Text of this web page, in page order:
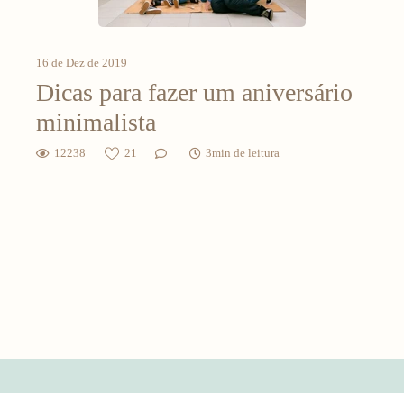
16 de Dez de 2019
Dicas para fazer um aniversário
minimalista
12238 21 3min de leitura